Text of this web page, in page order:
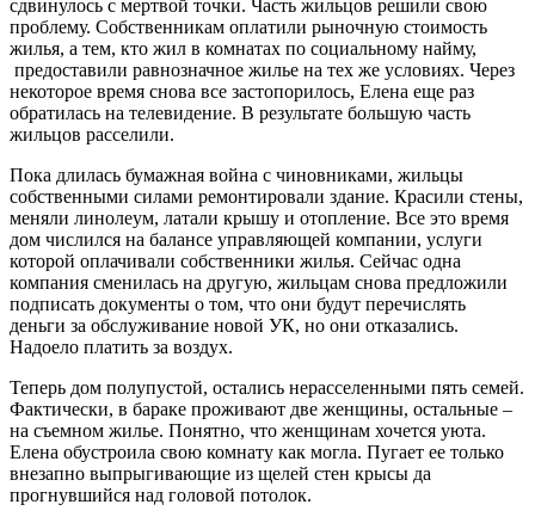
сдвинулось с мертвой точки. Часть жильцов решили свою
проблему. Собственникам оплатили рыночную стоимость
жилья, а тем, кто жил в комнатах по социальному найму,
предоставили равнозначное жилье на тех же условиях. Через
некоторое время снова все застопорилось, Елена еще раз
обратилась на телевидение. В результате большую часть
жильцов расселили.
Пока длилась бумажная война с чиновниками, жильцы
собственными силами ремонтировали здание. Красили стены,
меняли линолеум, латали крышу и отопление. Все это время
дом числился на балансе управляющей компании, услуги
которой оплачивали собственники жилья. Сейчас одна
компания сменилась на другую, жильцам снова предложили
подписать документы о том, что они будут перечислять
деньги за обслуживание новой УК, но они отказались.
Надоело платить за воздух.
Теперь дом полупустой, остались нерасселенными пять семей.
Фактически, в бараке проживают две женщины, остальные –
на съемном жилье. Понятно, что женщинам хочется уюта.
Елена обустроила свою комнату как могла. Пугает ее только
внезапно выпрыгивающие из щелей стен крысы да
прогнувшийся над головой потолок.